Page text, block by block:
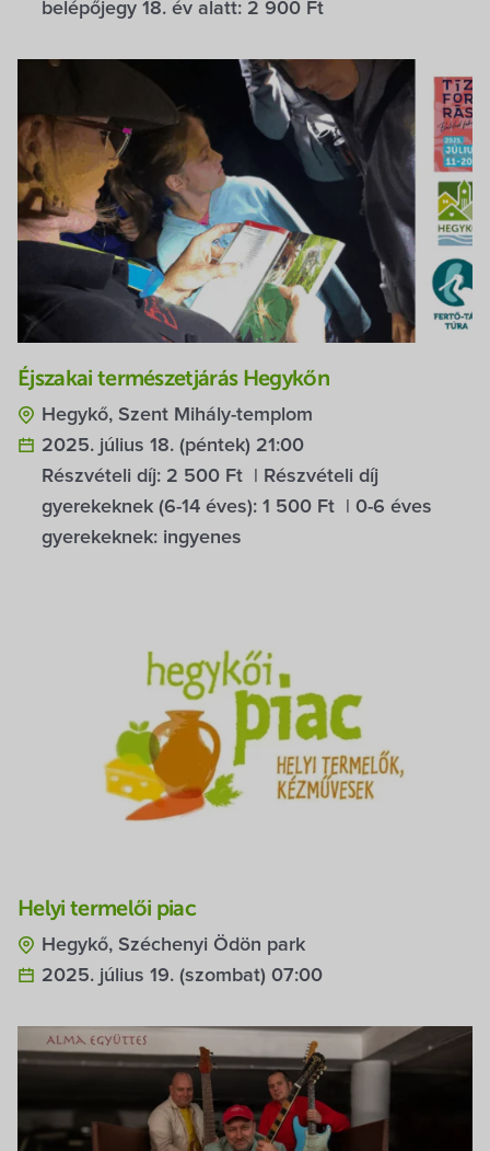
belépőjegy 18. év alatt: 2 900 Ft
Éjszakai természetjárás Hegykőn
Hegykő, Szent Mihály-templom
2025. július 18. (péntek) 21:00
Részvételi díj: 2 500 Ft | Részvételi díj
gyerekeknek (6-14 éves): 1 500 Ft | 0-6 éves
gyerekeknek: ingyenes
Helyi termelői piac
Hegykő, Széchenyi Ödön park
2025. július 19. (szombat) 07:00